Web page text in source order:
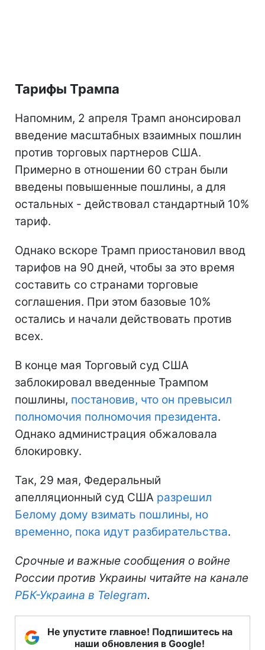
Тарифы Трампа
Напомним, 2 апреля Трамп анонсировал
введение масштабных взаимных пошлин
против торговых партнеров США.
Примерно в отношении 60 стран были
введены повышенные пошлины, а для
остальных - действовал стандартный 10%
тариф.
Однако вскоре Трамп приостановил ввод
тарифов на 90 дней, чтобы за это время
составить со странами торговые
соглашения. При этом базовые 10%
остались и начали действовать против
всех.
В конце мая Торговый суд США
заблокировал введенные Трампом
пошлины, постановив, что он превысил
полномочия полномочия президента.
Однако администрация обжаловала
блокировку.
Так, 29 мая, Федеральный
апелляционный суд США разрешил
Белому дому взимать пошлины, но
временно, пока идут разбирательства.
Срочные и важные сообщения о войне
России против Украины читайте на канале
РБК-Украина в Telegram.
Не упустите главное! Подпишитесь на
наши обновления в Google!